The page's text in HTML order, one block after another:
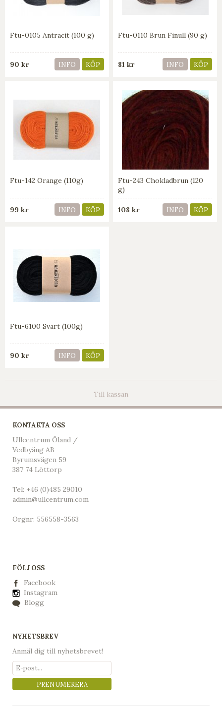
Ftu-0105 Antracit (100 g)
90 kr INFO KÖP
Ftu-0110 Brun Finull (90 g)
81 kr INFO KÖP
Ftu-142 Orange (110g)
99 kr INFO KÖP
Ftu-243 Chokladbrun (120
g)
108 kr INFO KÖP
Ftu-6100 Svart (100g)
90 kr INFO KÖP
Till kassan
KONTAKTA OSS
Ullcentrum Öland /
Vedbyäng AB
Byrumsvägen 59
387 74 Löttorp
Tel: +46 (0)485 29010
admin@ullcentrum.com
Orgnr: 556558-3563
FÖLJ OSS
Facebook
Instagram
Blogg
NYHETSBREV
Anmäl dig till nyhetsbrevet!
PRENUMERERA